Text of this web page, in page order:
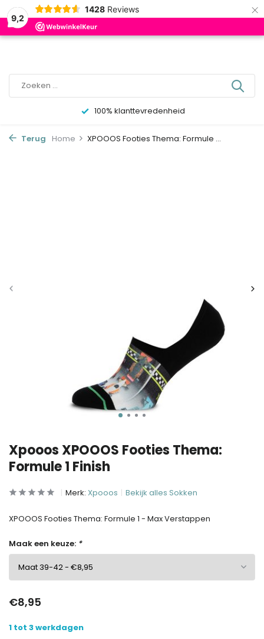
9,2
1428 Reviews ×
0
100% klanttevredenheid
Terug Home XPOOOS Footies Thema: Formule ...
Xpooos XPOOOS Footies Thema:
Formule 1 Finish
Merk: Xpooos Bekijk alles Sokken
XPOOOS Footies Thema: Formule 1 - Max Verstappen
Maak een keuze: *
€8,95
1 tot 3 werkdagen